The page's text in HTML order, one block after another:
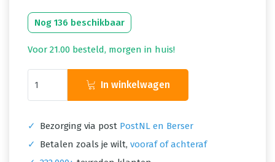
Nog 136 beschikbaar
Voor 21.00 besteld, morgen in huis!
In winkelwagen
✓ Bezorging via post PostNL en Berser
✓
Betalen zoals je wilt, vooraf of achteraf